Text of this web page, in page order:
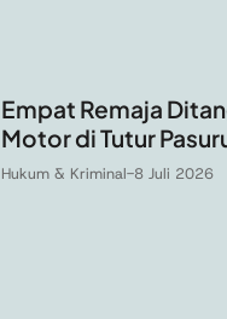
Empat Remaja
Motor di Tutur
Hukum & Kriminal-8 Juli 2026